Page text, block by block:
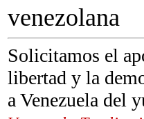
venezolana
Solicitamos el
libertad y la
a Venezuela del